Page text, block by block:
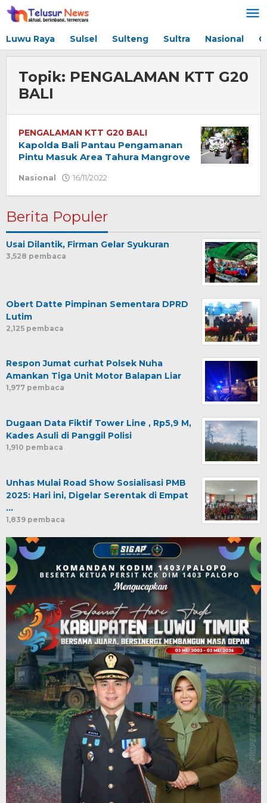
Lewati
ke
Luwu Raya Sulsel Sulteng Sultra Nasional
Topik: PENGALAMAN KTT G20
BALI
PENGALAMAN KTT G20 BALI
Kapolda Bali Pantau Pengamanan
Pintu Masuk Area Tahura Mangrove
Nasional 16/11/2022
Berita Populer
Usai Dilantik, Firman Gelar Syukuran
3,528 pembaca
Obert Datte Pimpinan Sementara DPRD
Lutim
2,125 pembaca
Respon Jumat curhat Polsek Nuha
Amankan Tiga Unit Motor Balapan Liar
1,977 pembaca
Dugaan Data Fiktif Tower Line , Rp5,9 M,
Kades Asuli di Panggil Polisi
1,910 pembaca
Unhas Mulai Road Show Sosialisasi PMB
2025: Hari ini, Digelar Serentak di Empat
…
1,839 pembaca